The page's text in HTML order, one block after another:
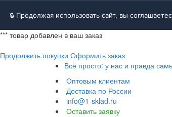
🔒 Продолжая использовать сайт, вы
*** товар добавлен в ваш заказ
Продолжить покупки Оформить заказ
Всё просто: у нас и правда
Оптовым клиентам
Доставка по России
info@1-sklad.ru
Оставить заявку